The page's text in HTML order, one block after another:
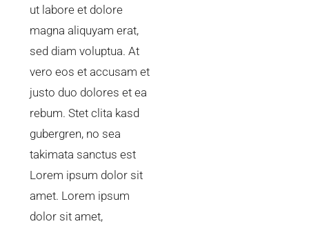
ut labore et dolore
magna aliquyam erat,
sed diam voluptua. At
vero eos et accusam et
justo duo dolores et ea
rebum. Stet clita kasd
gubergren, no sea
takimata sanctus est
Lorem ipsum dolor sit
amet. Lorem ipsum
dolor sit amet,